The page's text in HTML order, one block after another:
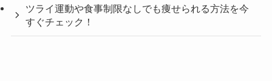
ツライ運動や食事制限なしでも痩せられる方法を今
すぐチェック！